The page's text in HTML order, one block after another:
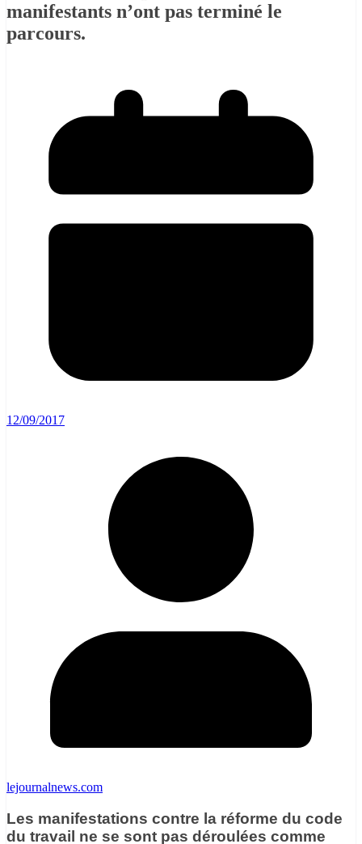
manifestants n’ont pas terminé le
parcours.
12/09/2017
lejournalnews.com
Les manifestations contre la réforme du code
du travail ne se sont pas déroulées comme